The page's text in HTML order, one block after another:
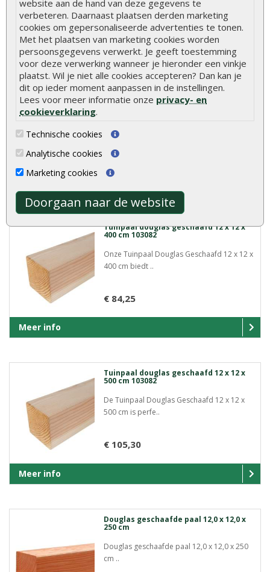
website aan de hand van deze gegevens te
verbeteren. Daarnaast plaatsen derden marketing
cookies om gepersonaliseerde advertenties te tonen.
Met het plaatsen van marketing cookies worden
persoonsgegevens verwerkt. Je geeft toestemming
voor deze verwerking wanneer je hieronder een vinkje
plaatst. Wil je niet alle cookies accepteren? Dan kan je
dit op ieder moment aanpassen in de instellingen.
Lees voor meer informatie onze privacy- en
cookieverklaring.
Technische cookies
Analytische cookies
Marketing cookies
Doorgaan naar de website
€ 52,65
Meer info
Tuinpaal douglas geschaafd 12 x 12 x
300 cm 103082
De Tuinpaal Douglas Geschaafd 12 x 12 x
€ 63,20
Meer info
Tuinpaal douglas geschaafd 12 x 12 x
400 cm 103082
Onze Tuinpaal Douglas Geschaafd 12 x 12 x
400 cm biedt ..
€ 84,25
Meer info
Tuinpaal douglas geschaafd 12 x 12 x
500 cm 103082
De Tuinpaal Douglas Geschaafd 12 x 12 x
500 cm is perfe..
€ 105,30
Meer info
Douglas geschaafde paal 12,0 x 12,0 x
250 cm
Douglas geschaafde paal 12,0 x 12,0 x 250
cm ..